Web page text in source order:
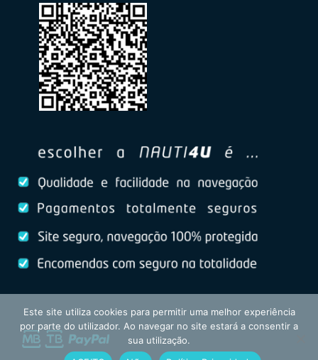
Este site utiliza cookies para permitir uma melhor experiência
por parte do utilizador. Ao navegar no site estará a consentir a
sua utilização.